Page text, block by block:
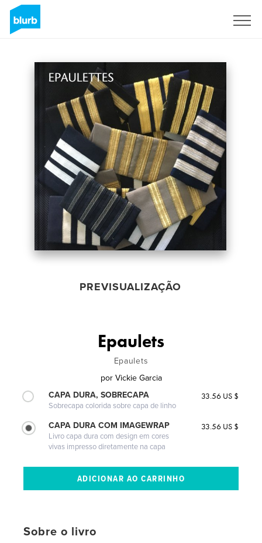
PREVISUALIZAÇÃO
Epaulets
Epaulets
por Vickie Garcia
CAPA DURA, SOBRECAPA
Sobrecapa colorida sobre capa de linho
33.56 US $
CAPA DURA COM IMAGEWRAP
Livro capa dura com design em cores
vivas impresso diretamente na capa
33.56 US $
Sobre o livro